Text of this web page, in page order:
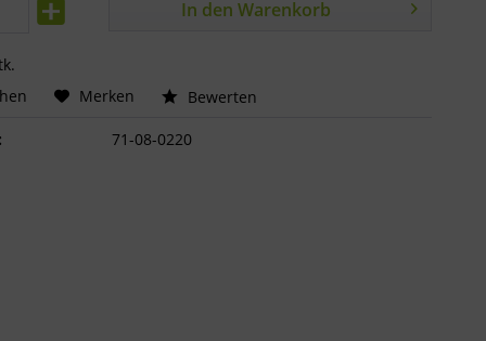
In den Warenkorb
Merken Bewerten
71-08-0220